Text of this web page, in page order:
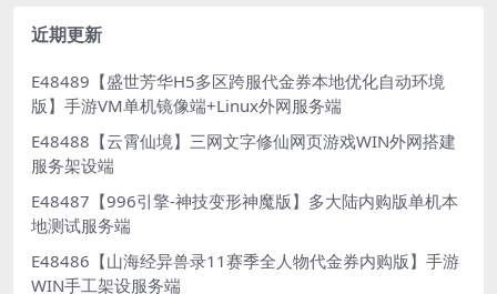
近期更新
E48489【盛世芳华H5多区跨服代金券本地优化自动环境
版】手游VM单机镜像端+Linux外网服务端
E48488【云霄仙境】三网文字修仙网页游戏WIN外网搭建
服务架设端
E48487【996引擎-神技变形神魔版】多大陆内购版单机本
地测试服务端
E48486【山海经异兽录11赛季全人物代金券内购版】手游
WIN手工架设服务端